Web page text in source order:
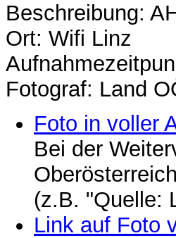
Beschreibung:
Ort: Wifi Linz
Fotograf: Land
Foto in voller
Bei der
(z.B. "Quelle:
Link auf Foto